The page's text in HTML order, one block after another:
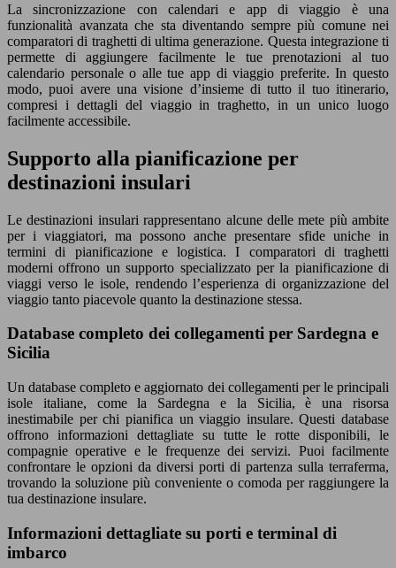
La sincronizzazione con calendari e app di viaggio è una
funzionalità avanzata che sta diventando sempre più comune nei
comparatori di traghetti di ultima generazione. Questa integrazione ti
permette di aggiungere facilmente le tue prenotazioni al tuo
calendario personale o alle tue app di viaggio preferite. In questo
modo, puoi avere una visione d’insieme di tutto il tuo itinerario,
compresi i dettagli del viaggio in traghetto, in un unico luogo
facilmente accessibile.
Supporto alla pianificazione per
destinazioni insulari
Le destinazioni insulari rappresentano alcune delle mete più ambite
per i viaggiatori, ma possono anche presentare sfide uniche in
termini di pianificazione e logistica. I comparatori di traghetti
moderni offrono un supporto specializzato per la pianificazione di
viaggi verso le isole, rendendo l’esperienza di organizzazione del
viaggio tanto piacevole quanto la destinazione stessa.
Database completo dei collegamenti per Sardegna e
Sicilia
Un database completo e aggiornato dei collegamenti per le principali
isole italiane, come la Sardegna e la Sicilia, è una risorsa
inestimabile per chi pianifica un viaggio insulare. Questi database
offrono informazioni dettagliate su tutte le rotte disponibili, le
compagnie operative e le frequenze dei servizi. Puoi facilmente
confrontare le opzioni da diversi porti di partenza sulla terraferma,
trovando la soluzione più conveniente o comoda per raggiungere la
tua destinazione insulare.
Informazioni dettagliate su porti e terminal di
imbarco